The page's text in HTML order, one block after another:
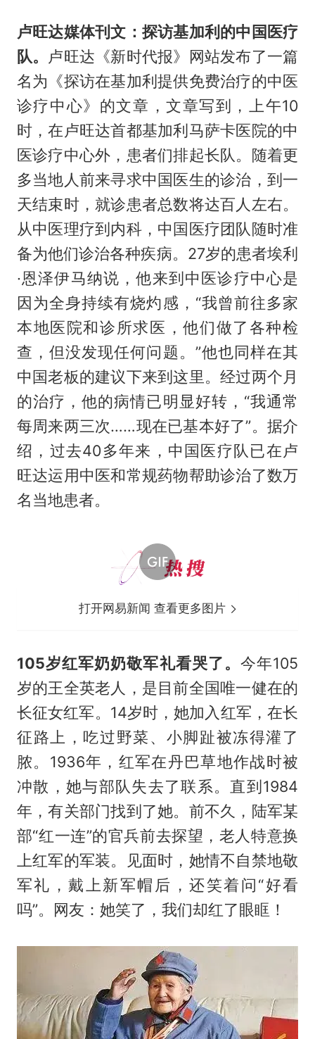
卢旺达媒体刊文：探访基加利的中国医疗
队。
卢旺达《新时代报》网站发布了一篇
名为《探访在基加利提供免费治疗的中医
诊疗中心》的文章，文章写到，上午10
时，在卢旺达首都基加利马萨卡医院的中
医诊疗中心外，患者们排起长队。随着更
多当地人前来寻求中国医生的诊治，到一
天结束时，就诊患者总数将达百人左右。
从中医理疗到内科，中国医疗团队随时准
备为他们诊治各种疾病。27岁的患者埃利
·恩泽伊马纳说，他来到中医诊疗中心是
因为全身持续有烧灼感，“我曾前往多家
本地医院和诊所求医，他们做了各种检
查，但没发现任何问题。”他也同样在其
中国老板的建议下来到这里。经过两个月
的治疗，他的病情已明显好转，“我通常
每周来两三次……现在已基本好了”。据介
绍，过去40多年来，中国医疗队已在卢
旺达运用中医和常规药物帮助诊治了数万
名当地患者。
打开网易新闻 查看更多图片
105岁红军奶奶敬军礼看哭了。 今年105
岁的王全英老人，是目前全国唯一健在的
长征女红军。14岁时，她加入红军，在长
征路上，吃过野菜、小脚趾被冻得灌了
脓。1936年，红军在丹巴草地作战时被
冲散，她与部队失去了联系。直到1984
年，有关部门找到了她。前不久，陆军某
部“红一连”的官兵前去探望，老人特意换
上红军的军装。见面时，她情不自禁地敬
军礼，戴上新军帽后，还笑着问“好看
吗”。网友：她笑了，我们却红了眼眶！